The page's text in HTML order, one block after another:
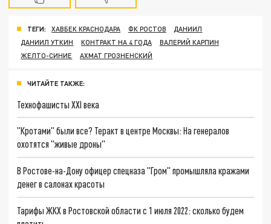
ТЕГИ: ХАВБЕК КРАСНОДАРА ФК РОСТОВ
ДАНИИЛ
ДАНИИЛ УТКИН
КОНТРАКТ НА 4 ГОДА
ВАЛЕРИЙ КАРПИН
ЖЕЛТО-СИНИЕ
АХМАТ ГРОЗНЕНСКИЙ
ЧИТАЙТЕ ТАКЖЕ:
Технофашисты XXI века
"Кротами" были все? Теракт в центре Москвы: На генералов
охотятся "живые дроны"
В Ростове-на-Дону офицер спецназа "Гром" промышляла кражами
денег в салонах красоты
Тарифы ЖКХ в Ростовской области с 1 июля 2022: сколько будем